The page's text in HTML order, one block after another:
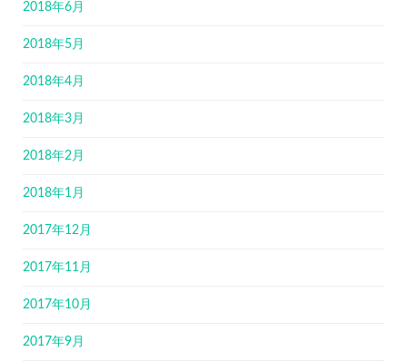
2018年6月
2018年5月
2018年4月
2018年3月
2018年2月
2018年1月
2017年12月
2017年11月
2017年10月
2017年9月